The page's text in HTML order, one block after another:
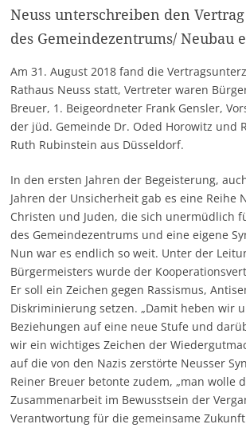
Neuss unterschreiben den
des Gemeindezentrums/ Neubau
Am 31. August 2018 fand die
Rathaus Neuss statt, Vertreter waren
Breuer, 1. Beigeordneter Frank Gensler,
der jüd. Gemeinde Dr. Oded Horowitz und
Ruth Rubinstein aus Düsseldorf.
In den ersten Jahren der Begeisterung,
Jahren der Unsicherheit gab es eine Reihe
Christen und Juden, die sich unermüdlich
des Gemeindezentrums und eine eigene
Nun war es endlich so weit. Unter der
Bürgermeisters wurde der
Er soll ein Zeichen gegen Rassismus,
Diskriminierung setzen. „Damit heben wir
Beziehungen auf eine neue Stufe und
wir ein wichtiges Zeichen der
auf die von den Nazis zerstörte Neusser
Reiner Breuer betonte zudem, „man wolle
Zusammenarbeit im Bewusstsein der
Verantwortung für die gemeinsame